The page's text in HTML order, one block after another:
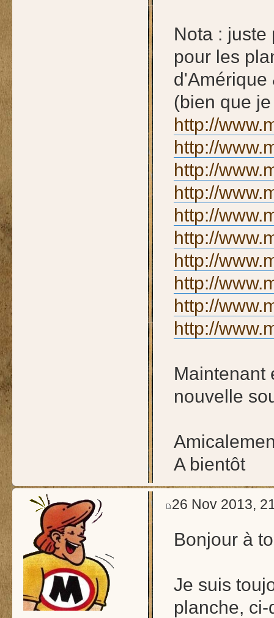
Nota : juste
pour les
(bien que
http://
http://
http://
http://
http://
http://
http://
http://
http://
http://
Maintenant
nouvelle
A bientôt
26 Nov 2013,
Bonjour à
Je suis
planche,